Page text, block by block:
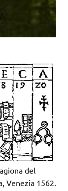
del
Venezia 1562.